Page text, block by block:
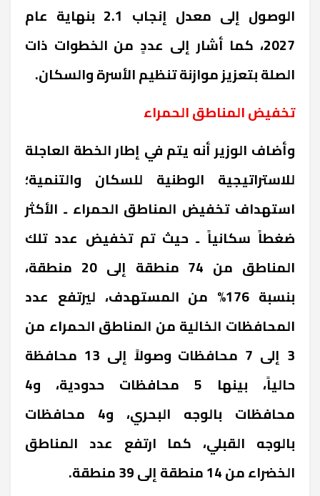
الوصول إلى معدل إنجاب 2.1 بنهاية عام
2027، كما أشار إلى عددٍ من الخطوات ذات
الصلة بتعزيز موازنة تنظيم الأسرة والسكان.
تخفيض المناطق الحمراء
وأضاف الوزير أنه يتم في إطار الخطة العاجلة
للاستراتيجية الوطنية للسكان والتنمية؛
استهداف تخفيض المناطق الحمراء ـ الأكثر
ضغطاً سكانياً ـ حيث تم تخفيض عدد تلك
المناطق من 74 منطقة إلى 20 منطقة،
بنسبة 176% من المستهدف، ليرتفع عدد
المحافظات الخالية من المناطق الحمراء من
3 إلى 7 محافظات وصولاً إلى 13 محافظة
حالياً، بينها 5 محافظات حدودية، و4
محافظات بالوجه البحري، و4 محافظات
بالوجه القبلي، كما ارتفع عدد المناطق
الخضراء من 14 منطقة إلى 39 منطقة
.